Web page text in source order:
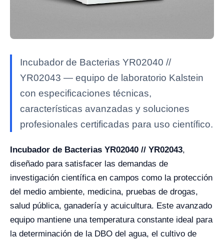
Incubador de Bacterias YR02040 //
YR02043 — equipo de laboratorio Kalstein
con especificaciones técnicas,
características avanzadas y soluciones
profesionales certificadas para uso científico.
Incubador de Bacterias YR02040 // YR02043,
diseñado para satisfacer las demandas de
investigación científica en campos como la protección
del medio ambiente, medicina, pruebas de drogas,
salud pública, ganadería y acuicultura. Este avanzado
equipo mantiene una temperatura constante ideal para
la determinación de la DBO del agua, el cultivo de